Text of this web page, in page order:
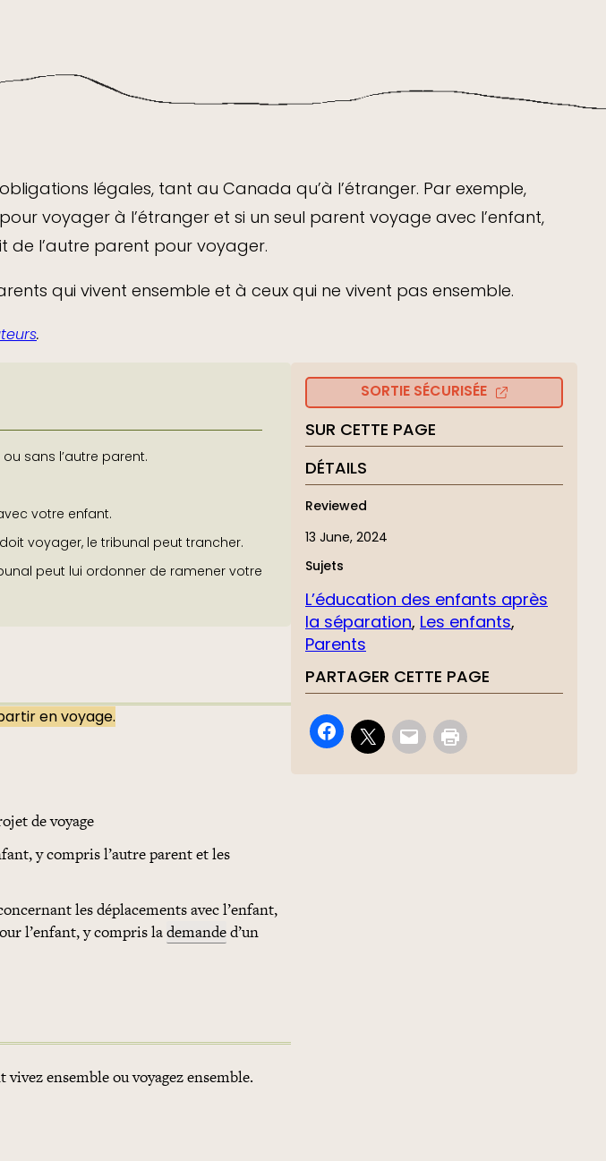
légales, tant au Canada qu’à l’étranger. Par exemple,
voyager à l’étranger et si un seul parent voyage avec l’enfant,
de l’autre parent pour voyager.
qui vivent ensemble et à ceux qui ne vivent pas ensemble.
.
sans l’autre parent.
votre enfant.
voyager, le tribunal peut trancher.
peut lui ordonner de ramener votre
en voyage.
de voyage
y compris l’autre parent et les
les déplacements avec l’enfant,
l’enfant, y compris lademanded’un
ensemble ou voyagez ensemble.
SORTIE SÉCURISÉE
SUR CETTE PAGE
DÉTAILS
Reviewed
13 June, 2024
Sujets
L’éducation des enfants après
la séparation, Les enfants
Parents
PARTAGER CETTE PAGE